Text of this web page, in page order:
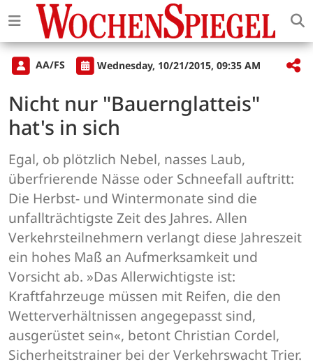
AA/FS Wednesday, 10/21/2015, 09:35 AM
Nicht nur "Bauernglatteis"
hat's in sich
Egal, ob plötzlich Nebel, nasses Laub,
überfrierende Nässe oder Schneefall auftritt:
Die Herbst- und Wintermonate sind die
unfallträchtigste Zeit des Jahres. Allen
Verkehrsteilnehmern verlangt diese Jahreszeit
ein hohes Maß an Aufmerksamkeit und
Vorsicht ab. »Das Allerwichtigste ist:
Kraftfahrzeuge müssen mit Reifen, die den
Wetterverhältnissen angegepasst sind,
ausgerüstet sein«, betont Christian Cordel,
Sicherheitstrainer bei der Verkehrswacht Trier.